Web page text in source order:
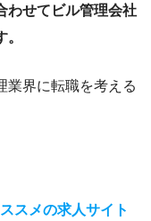
わせてビル管理会社
業界に転職を考える
スメの求人サイト